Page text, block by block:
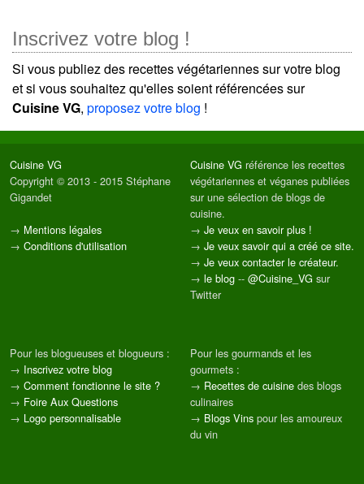
Inscrivez votre blog !
Si vous publiez des recettes végétariennes sur votre blog
et si vous souhaitez qu'elles soient référencées sur
Cuisine VG, proposez votre blog !
Cuisine VG
Copyright © 2013 - 2015 Stéphane
Gigandet
→ Mentions légales
→ Conditions d'utilisation
Cuisine VG référence les recettes
végétariennes et véganes publiées
sur une sélection de blogs de
cuisine.
→ Je veux en savoir plus !
→ Je veux savoir qui a créé ce site.
→ Je veux contacter le créateur.
→ le blog -- @Cuisine_VG sur
Twitter
Pour les blogueuses et blogueurs :
→ Inscrivez votre blog
→ Comment fonctionne le site ?
→ Foire Aux Questions
→ Logo personnalisable
Pour les gourmands et les
gourmets :
→ Recettes de cuisine des blogs
culinaires
→ Blogs Vins pour les amoureux
du vin